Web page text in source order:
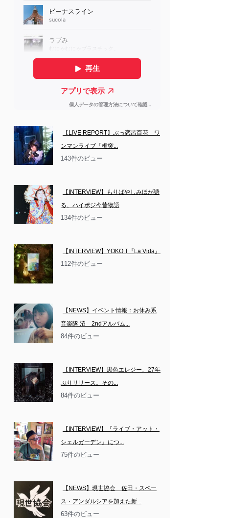
【LIVE REPORT】ぶっ恋呂百花　ワ
ンマンライブ「楯突...
143件のビュー
【INTERVIEW】もりばやしみほが語
る、ハイポジ今昔物語
134件のビュー
【INTERVIEW】YOKO.T『La Vida』
112件のビュー
【NEWS】イベント情報：お休み系
音楽隊 沼　2ndアルバム...
84件のビュー
【INTERVIEW】黒色エレジー、27年
ぶりリリース。その...
84件のビュー
【INTERVIEW】『ライブ・アット・
シェルガーデン』につ...
75件のビュー
【NEWS】現世協会　佐田・スペー
ス・アンダルシアを加えた新...
63件のビュー